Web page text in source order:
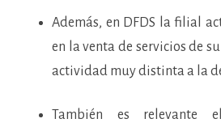
Además, en DFDS la filial
en la venta de servicios de
actividad muy distinta a la
También es relevante